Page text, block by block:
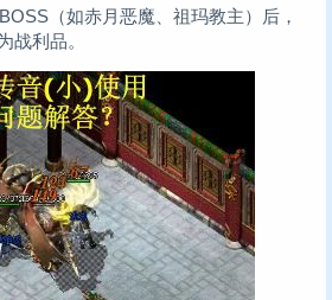
（如赤月恶魔、祖玛教主）后，
战利品。